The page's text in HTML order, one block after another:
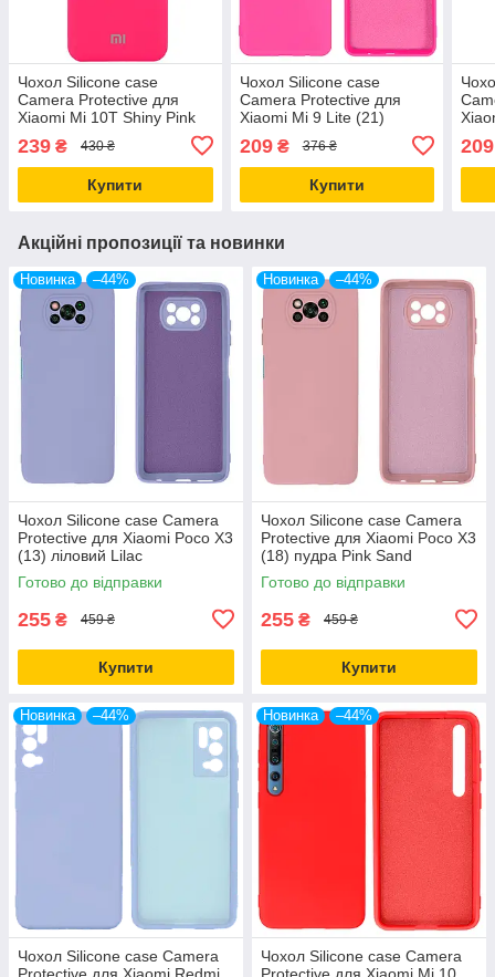
Чохол Silicone case
Camera Protective для
Xiaomi Mi 10T Shiny Pink
239 ₴ 430 ₴
Купити
Чохол Silicone case
Camera Protective для
Xiaomi Mi 9 Lite (21)
Pink
209₴ 376 ₴
Купити
Pink
209
Акційні пропозиції та новинки
Новинка –44%
Чохол Silicone case Camera
Protective для Xiaomi Poco X3
(13) ліловий Lilac
Готово до відправки
255 ₴ 459 ₴
Купити
Новинка –44%
Чохол Silicone case Camera
Protective для Xiaomi Poco X3
(18) пудра Pink Sand
Готово до відправки
255 ₴ 459 ₴
Купити
Новинка –44%
Чохол Silicone case Camera
Protective для Xiaomi Redmi
Новинка –44%
Чохол Silicone case Camera
Protective для Xiaomi Mi 10